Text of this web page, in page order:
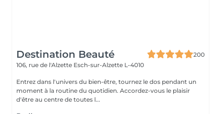
Destination Beauté
200
106, rue de l'Alzette Esch-sur-Alzette L-4010
Entrez dans l'univers du bien-être, tournez le dos pendant un
moment à la routine du quotidien. Accordez-vous le plaisir
d'être au centre de toutes l...